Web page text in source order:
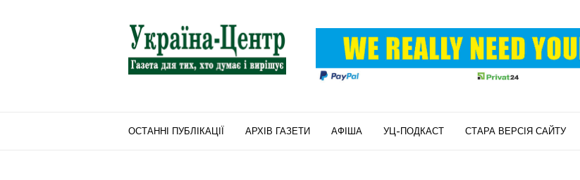
"Україна-
Центр"
ОСТАННІ ПУБЛІКАЦІЇ АРХІВ ГАЗЕТИ АФІША УЦ-ПОДКАСТ СТАРА ВЕРСІЯ САЙТУ